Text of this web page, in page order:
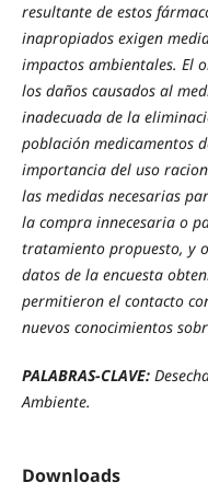
resultante de estos
inapropiados exigen
impactos ambientales. El
los daños causados al
inadecuada de la
población medicamentos
importancia del uso
las medidas necesarias
la compra innecesaria o
tratamiento propuesto, y
datos de la encuesta
permitieron el contacto
nuevos conocimientos
PALABRAS-CLAVE:
Ambiente.
Downloads